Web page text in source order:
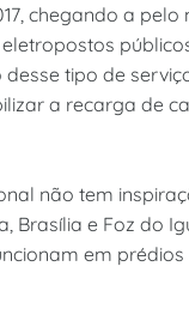
chegando a pelo
tipo de
a recarga de
não tem
Brasília e Foz do
em